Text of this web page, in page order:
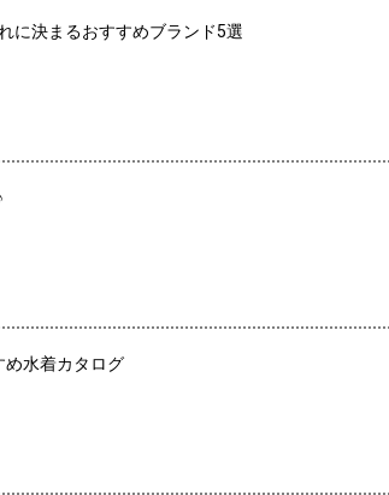
に決まるおすすめブランド5選
め水着カタログ